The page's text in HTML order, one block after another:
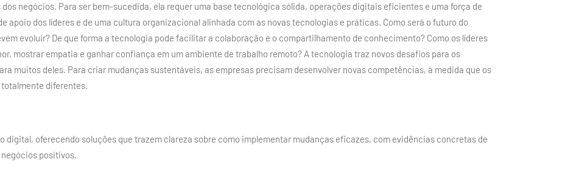
negócios. Para ser bem-sucedida, ela requer uma base tecnológica sólida, operações digitais eficientes e uma força de
apoio dos líderes e de uma cultura organizacional alinhada com as novas tecnologias e práticas. Como será o futuro do
evoluir? De que forma a tecnologia pode facilitar a colaboração e o compartilhamento de conhecimento? Como os líderes
mostrar empatia e ganhar confiança em um ambiente de trabalho remoto? A tecnologia traz novos desafios para os
muitos deles. Para criar mudanças sustentáveis, as empresas precisam desenvolver novas competências, à medida que os
diferentes.
digital, oferecendo soluções que trazem clareza sobre como implementar mudanças eficazes, com evidências concretas de
positivos.